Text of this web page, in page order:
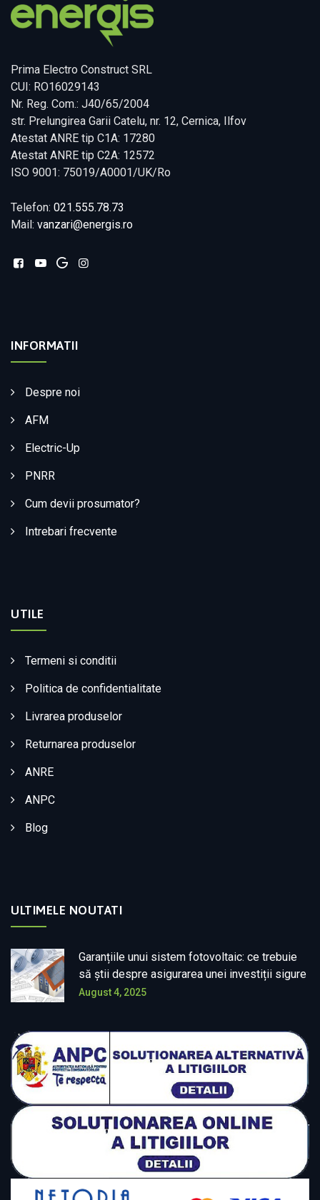
Prima Electro Construct SRL
CUI: RO16029143
Nr. Reg. Com.: J40/65/2004
str. Prelungirea Garii Catelu, nr. 12, Cernica, Ilfov
Atestat ANRE tip C1A: 17280
Atestat ANRE tip C2A: 12572
ISO 9001: 75019/A0001/UK/Ro
Telefon: 021.555.78.73
Mail: vanzari@energis.ro
INFORMATII
Despre noi
AFM
Electric-Up
PNRR
Cum devii prosumator?
Intrebari frecvente
UTILE
Termeni si conditii
Politica de confidentialitate
Livrarea produselor
Returnarea produselor
ANRE
ANPC
Blog
ULTIMELE NOUTATI
Garanțiile unui sistem fotovoltaic: ce trebuie
să știi despre asigurarea unei investiții sigure
August 4, 2025